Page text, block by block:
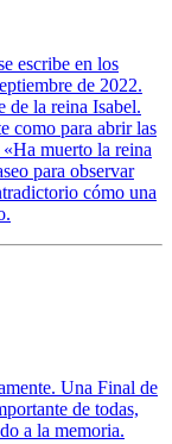
escribe en los
de 2022.
de la reina Isabel.
como para abrir las
muerto la reina
para observar
cómo una
Una Final de
de todas,
a la memoria.